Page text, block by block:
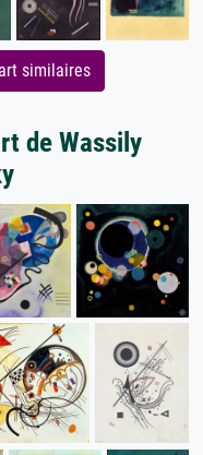
similaires
de Wassily